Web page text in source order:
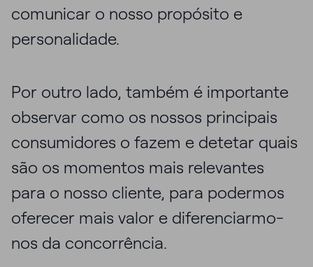
comunicar o nosso propósito e
personalidade.
Por outro lado, também é importante
observar como os nossos principais
consumidores o fazem e detetar quais
são os momentos mais relevantes
para o nosso cliente, para podermos
oferecer mais valor e diferenciarmo-
nos da concorrência.